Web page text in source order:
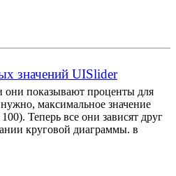
значений UISlider
они показывают проценты для
максимальное значение
Теперь все они зависят друг
круговой диаграммы. в